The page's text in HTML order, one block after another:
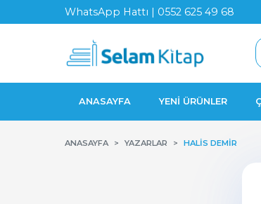
WhatsApp Hattı | 0552 625 49 68
ANASAYFA YENI ÜRÜNLER
ANASAYFA YAZARLAR HALIS DEMIR